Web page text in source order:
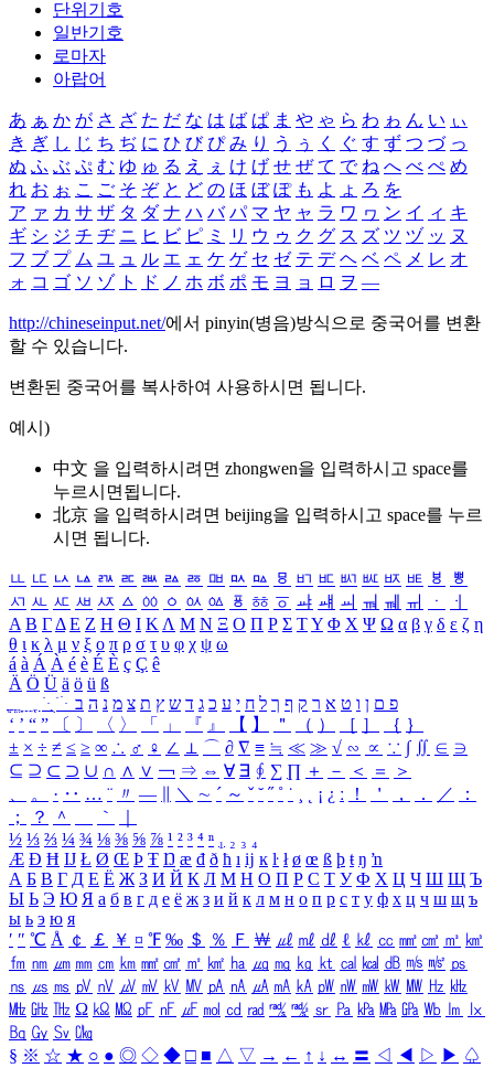
단위기호
일반기호
로마자
아랍어
あ ぁ か が さ ざ た だ な は ば ぱ ま や ゃ ら わ ゎ ん い ぃ
き ぎ し じ ち ぢ に ひ び ぴ み り う ぅ く ぐ す ず つ づ っ
ぬ ふ ぶ ぷ む ゆ ゅ る え ぇ け げ せ ぜ て で ね へ べ ぺ め
れ お ぉ こ ご そ ぞ と ど の ほ ぼ ぽ も よ ょ ろ を
ア ァ カ サ ザ タ ダ ナ ハ バ パ マ ヤ ャ ラ ワ ヮ ン イ ィ キ
ギ シ ジ チ ヂ ニ ヒ ビ ピ ミ リ ウ ゥ ク グ ス ズ ツ ヅ ッ ヌ
フ ブ プ ム ユ ュ ル エ ェ ケ ゲ セ ゼ テ デ ヘ ベ ペ メ レ オ
ォ コ ゴ ソ ゾ ト ド ノ ホ ボ ポ モ ヨ ョ ロ ヲ ―
http://chineseinput.net/에서 pinyin(병음)방식으로 중국어를 변환
할 수 있습니다.
변환된 중국어를 복사하여 사용하시면 됩니다.
예시)
中文 을 입력하시려면 zhongwen을 입력하시고 space를
누르시면됩니다.
北京 을 입력하시려면 beijing을 입력하시고 space를 누르
시면 됩니다.
ㅥ ㅦ ㅧ ㅨ ㅩ ㅪ ㅫ ㅬ ㅭ ㅮ ㅯ ㅰ ㅱ ㅲ ㅳ ㅴ ㅵ ㅶ ㅷ ㅸ
ㅹ
ㅺ ㅻ ㅼ ㅽ ㅾ ㅿ ㆀ ㆁ ㆂ ㆃ ㆄ ㆅ ㆆ ㆇ ㆈ ㆉ ㆊ ㆋ ㆌ ㆍ
ㆎ
Α Β ΓΔ Ε Ζ Η Θ Ι ΚΛ Μ Ν Ξ Ο Π Ρ Σ ΤΥ Φ Χ Ψ Ω α β γ δ ε ζ η
θ ι κ λ μ ν ξ ο π ρ σ τ υ φ χ ψ ω
á à Á À é è É È ç Ç ê
Ä Ö Ü ä ö ü ß
ִֶֹ ֻּ ׁׂ פ ם ן ו ט א ר ק ף ך ל ח י ע כ ג ד ש ץ ת צ מ נ ה ב
‘ ’ “ ” 〔 〕 〈 〉 「 」 『 』 【 】 ＂ （ ） ［ ］ ｛ ｝
± × ÷ ≠ ≤ ≥ ∞ ∴ ♂ ♀ ∠ ⊥ ⌒ ∂ ∇ ≡ ≒ ≪ ≫ √ ∽ ∝ ∵ ∫ ∬ ∈ ∋
⊆ ⊇ ⊂ ⊃ ∪ ∩ ∧ ∨ ￢ ⇒ ⇔ ∀ ∃ ∮ ∑ ∏ ＋ － ＜ ＝
＞
、
。 · ‥ … ¨ 〃 ― ＼ ∼ ´ ～ ˇ ˘ ˝ ˚ ˙ ¸ ¡ ¿ ː ！ ＇ ， ． ／
：
；
？ ＾ ｀
½ ⅓ ⅔ ¼ ¾ ⅛ ⅜ ⅝ ⅞ ¹ ² ³ ⁴ ⁿ ₁ ₂ ₃ ₄
Æ Ð Ħ Ĳ Ł Ø Œ Þ Ŧ Ŋ æ đ ð ħ ı ĳ ĸ ŀ ł ø œ ß þ ŧ ŋ ŉ
А Б В Г Д Е Ё Ж З И Й К Л М Н О П Р С Т У Ф Х Ц Ч Ш Щ Ъ
Ы Ь Э Ю Я а б в г д е ё ж з и й к л м н о п р с т у ф х ц ч ш щ ъ
ы ь э ю я
′ ″ ℃ Å ￠ ￡ ￥ ¤ ℉ ‰ ＄ ％ Ｆ ￦ ㎕ ㎖ ㎗ ℓ ㎘ ㏄ ㎣ ㎤ ㎥ ㎦
㎙ ㎚ ㎛ ㎜ ㎝ ㎞ ㎟ ㎠ ㎡ ㎢ ㏊ ㎍ ㎎ ㎏ ㏏ ㎈ ㎉ ㏈ ㎧ ㎨ ㎰
㎱ ㎲ ㎳ ㎴ ㎵ ㎶ ㎷ ㎸ ㎹ ㎀ ㎁ ㎂ ㎃ ㎄ ㎺ ㎻ ㎽ ㎾ ㎿ ㎐ ㎑
㎒ ㎓ ㎔ Ω ㏀ ㏁ ㎊ ㎋ ㎌ ㏖ ㏅ ㎭ ㎮ ㎯ ㏛ ㎩ ㎪ ㎫ ㎬ ㏝ ㏐
㏓
㏃ ㏉ ㏜ ㏆
§ ※ ☆ ★ ○ ● ◎ ◇ ◆ □ ■ △ ▽ → ← ↑ ↓ ↔ 〓 ◁ ◀ ▷ ▶ ♤